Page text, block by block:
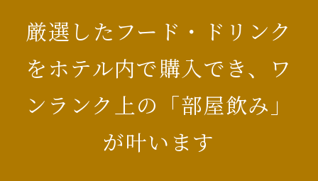
厳選したフード・ドリンク
をホテル内で購入でき、ワ
ンランク上の「部屋飲み」
が叶います